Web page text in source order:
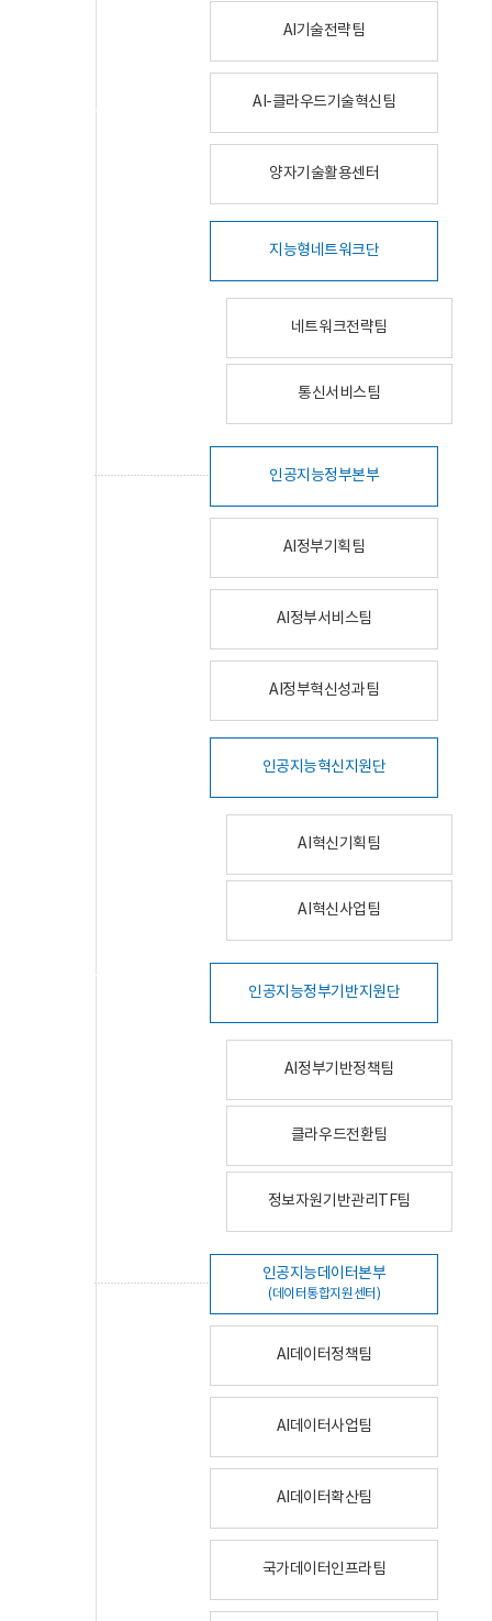
AI기술전략팀
AI-클라우드기술혁신팀
양자기술활용센터
지능형네트워크단
네트워크전략팀
통신서비스팀
인공지능정부본부
AI정부기획팀
AI정부서비스팀
AI정부혁신성과팀
인공지능혁신지원단
AI혁신기획팀
AI혁신사업팀
인공지능정부기반지원단
AI정부기반정책팀
클라우드전환팀
정보자원기반관리TF팀
인공지능데이터본부
(데이터통합지원센터)
AI데이터정책팀
AI데이터사업팀
AI데이터확산팀
국가데이터인프라팀